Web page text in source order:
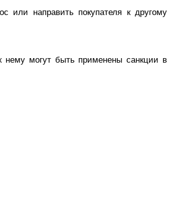
или направить покупателя к другому
нему могут быть применены санкции в